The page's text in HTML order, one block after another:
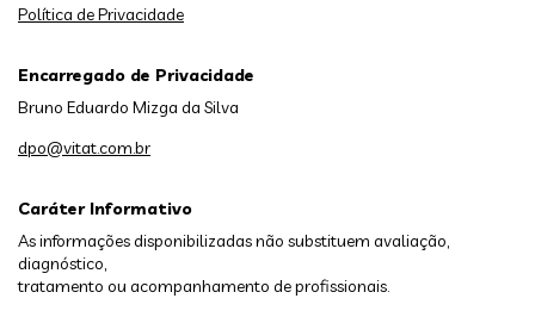
Caráter Informativo
As informações disponibilizadas não substituem avaliação,
diagnóstico,
tratamento ou acompanhamento de profissionais.
Política de Privacidade
Encarregado de Privacidade
Bruno Eduardo Mizga da Silva
dpo@vitat.com.br